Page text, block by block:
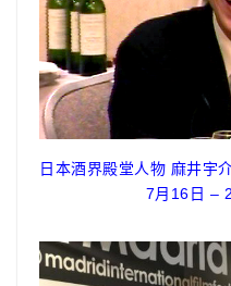
日本酒界殿堂人物 麻井宇
7月16日 –